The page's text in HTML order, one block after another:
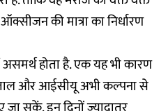
की मात्रा का निर्धारण
होता है. एक यह भी कारण
और आईसीयू अभी कल्पना से